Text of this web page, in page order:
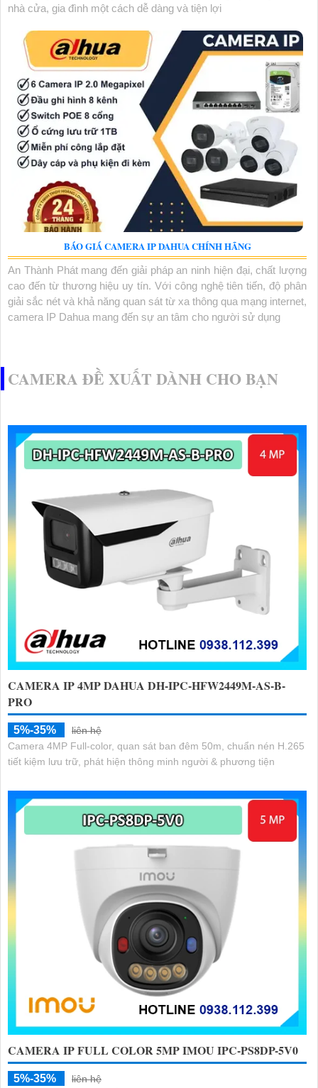
nhà cửa, gia đình một cách dễ dàng và tiện lợi
BÁO GIÁ CAMERA IP DAHUA CHÍNH HÃNG
An Thành Phát mang đến giải pháp an ninh hiện đại, chất lượng
cao đến từ thương hiệu uy tín. Với công nghệ tiên tiến, độ phân
giải sắc nét và khả năng quan sát từ xa thông qua mạng internet,
camera IP Dahua mang đến sự an tâm cho người sử dụng
CAMERA ĐỀ XUẤT DÀNH CHO BẠN
CAMERA IP 4MP DAHUA DH-IPC-HFW2449M-AS-B-
PRO
5%-35%
liên hệ
Camera 4MP Full-color, quan sát ban đêm 50m, chuẩn nén H.265
tiết kiệm lưu trữ, phát hiện thông minh người & phương tiện
CAMERA IP FULL COLOR 5MP IMOU IPC-PS8DP-5V0
5%-35%
liên hệ